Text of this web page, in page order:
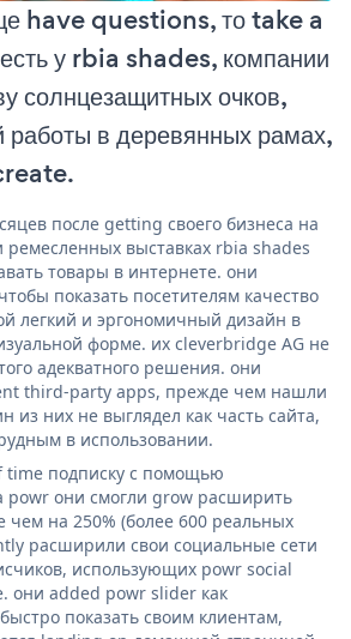
have questions, то take a
у rbia shades, компании
солнцезащитных очков,
в деревянных рамах,
после getting своего бизнеса на
ремесленных выставках rbia shades
товары в интернете. они
показать посетителям качество
легкий и эргономичный дизайн в
форме. их cleverbridge AG не
адекватного решения. они
third-party apps, прежде чем нашли
из них не выглядел как часть сайта,
в использовании.
time подписку с помощью
powr они смогли grow расширить
чем на 250% (более 600 реальных
расширили свои социальные сети
использующих powr social
они added powr slider как
показать своим клиентам,